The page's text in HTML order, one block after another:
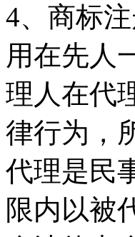
4、商标
用在先人
理人在代
律行为，
代理是民
限内以被